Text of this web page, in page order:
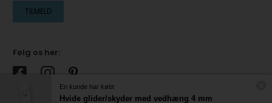
Følg os her:
En kunde har købt
Hvide glider/skyder med vedhæng 4 mm